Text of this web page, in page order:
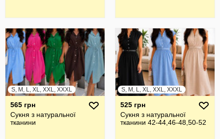
S, M, L, XL, XXL, XXXL
565 грн
Сукня з натуральної
тканини
S, M, L, XL, XXL, XXXL
525 грн
Сукня з натуральної
тканини 42-44,46-48,50-52